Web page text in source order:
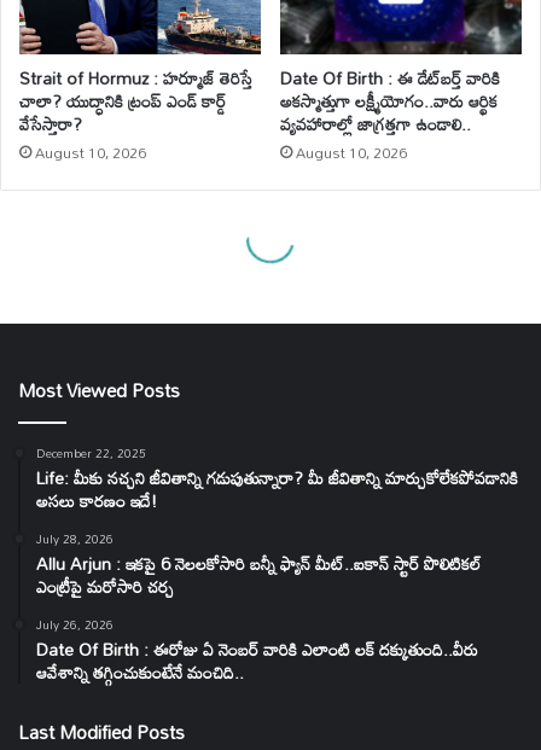
Most Viewed Posts
December 22, 2025
Life: మీకు నచ్చని జీవితాన్ని గడుపుతున్నారా? మీ జీవితాన్ని మార్చుకోలేకపోవడానికి
అసలు కారణం ఇదే!
July 28, 2026
Allu Arjun : ఇకపై 6 నెలలకోసారి బన్నీ ఫ్యాన్ మీట్..ఐకాన్ స్టార్ పొలిటికల్
ఎంట్రీపై మరోసారి చర్చ
July 26, 2026
Date Of Birth : ఈరోజు ఏ నెంబర్ వారికి ఎలాంటి లక్ దక్కుతుంది..వీరు
ఆవేశాన్ని తగ్గించుకుంటేనే మంచిది..
Last Modified Posts